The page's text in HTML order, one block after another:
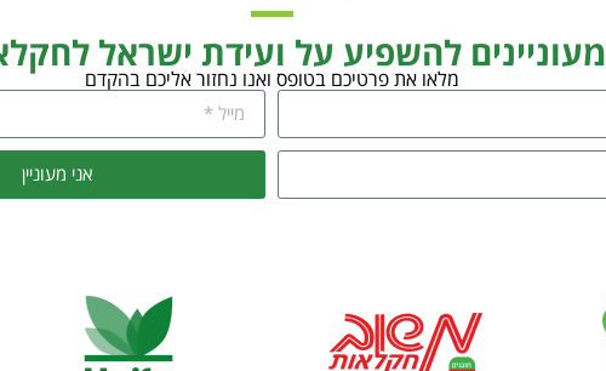
מעוניינים להשפיע על ועידת ישראל
מלאו את פרטיכם בטופס ואנו נחזור אליכם בהקדם
אני מעוניין